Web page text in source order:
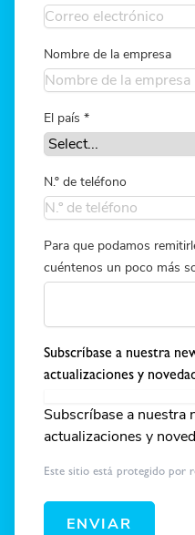
Nombre de la empresa
El país *
N.º de teléfono
Para que podamos
cuéntenos un poco más
Subscríbase a nuestra
actualizaciones y
Subscríbase a nuestra
actualizaciones y
Este sitio está protegido por
ENVIAR